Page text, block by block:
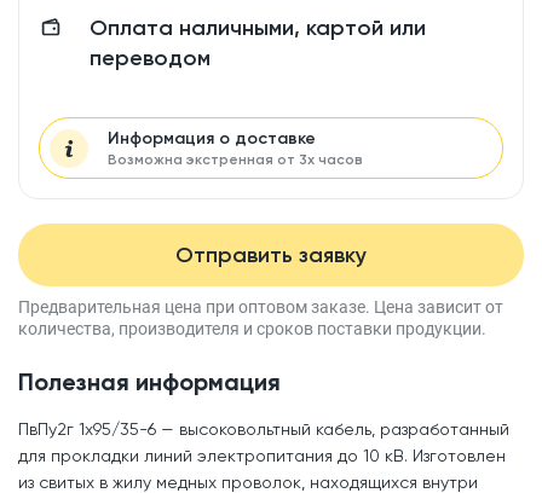
Отправить заявку
Предварительная цена при оптовом заказе. Цена зависит от
количества, производителя и сроков поставки продукции.
Оплата наличными, картой или
переводом
Информация о доставке
Возможна экстренная от 3х часов
Полезная информация
ПвПу2г 1x95/35-6 — высоковольтный кабель, разработанный
для прокладки линий электропитания до 10 кВ. Изготовлен
из свитых в жилу медных проволок, находящихся внутри